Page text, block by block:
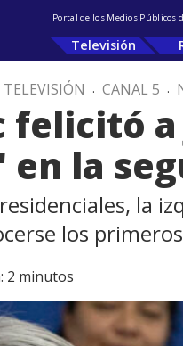
Portal de los Medios Públicos
Televisión
TELEVISIÓN . CANAL 5 .
felicitó
la
la
los
2 minutos